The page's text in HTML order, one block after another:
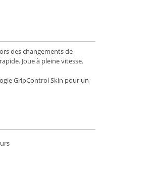
des changements de
Joue à pleine vitesse.
GripControl Skin pour un